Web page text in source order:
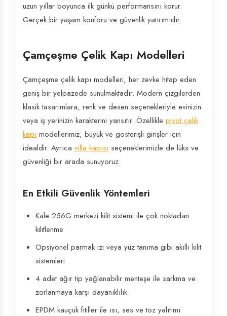
uzun yıllar boyunca ilk günkü performansını korur.
Gerçek bir yaşam konforu ve güvenlik yatırımıdır.
Çamçeşme Çelik Kapı Modelleri
Çamçeşme çelik kapı modelleri, her zevke hitap eden
geniş bir yelpazede sunulmaktadır. Modern çizgilerden
klasik tasarımlara, renk ve desen seçenekleriyle evinizin
veya iş yerinizin karakterini yansıtır. Özellikle pivot çelik
kapı modellerimiz, büyük ve gösterişli girişler için
idealdir. Ayrıca villa kapısı seçeneklerimizle de lüks ve
güvenliği bir arada sunuyoruz.
En Etkili Güvenlik Yöntemleri
Kale 256G merkezi kilit sistemi ile çok noktadan
kilitlenme
Opsiyonel parmak izi veya yüz tanıma gibi akıllı kilit
sistemleri
4 adet ağır tip yağlanabilir menteşe ile sarkma ve
zorlanmaya karşı dayanıklılık
EPDM kauçuk fitiller ile ısı, ses ve toz yalıtımı